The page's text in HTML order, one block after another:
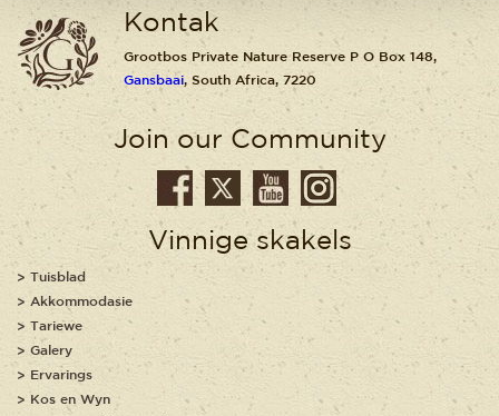
Kontak
Grootbos Private Nature Reserve P O Box 148,
Gansbaai, South Africa, 7220
Join our Community
Vinnige skakels
Tuisblad
Akkommodasie
Tariewe
Galery
Ervarings
Kos en Wyn